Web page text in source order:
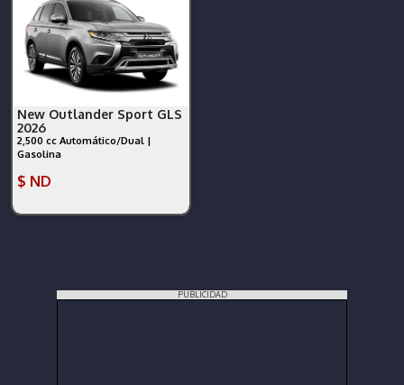
New Outlander Sport GLS
2026
2,500 cc Automático/Dual |
Gasolina
$ ND
PUBLICIDAD